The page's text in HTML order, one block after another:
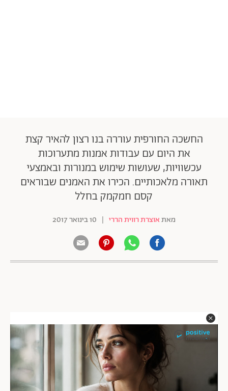
החשכה החורפית עוררה בנו רצון להאיר קצת
את היום עם עבודות אמנות מתערוכות
עכשוויות, שעושות שימוש במנורות ובאמצעי
תאורה מלאכותיים. הכירו את האמנים שבוראים
קסם חמקמק בחלל
מאתאוצרת רווית הררי | 10 בינואר 2017